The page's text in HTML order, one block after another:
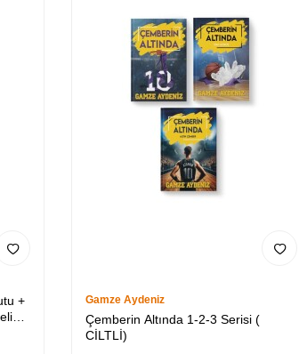
+
Gamze Aydeniz
Çemberin Altında 1-2-3 Serisi (
CİLTLİ)